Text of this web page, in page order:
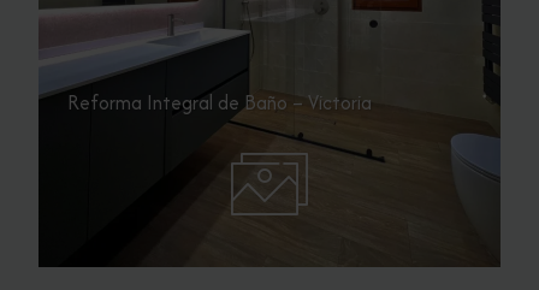
Reforma Integral de Baño – Victoria